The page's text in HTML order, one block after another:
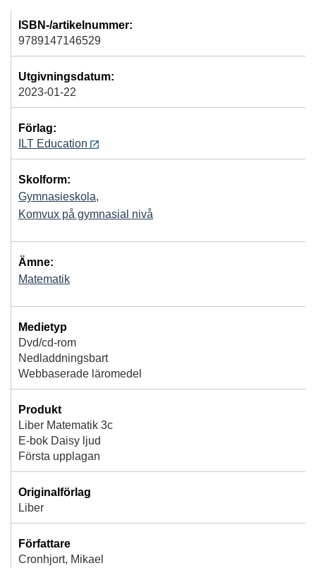
ISBN-/artikelnummer:
9789147146529
Utgivningsdatum:
2023-01-22
Förlag:
ILT Education
Skolform:
Gymnasieskola,
Komvux på gymnasial nivå
Ämne:
Matematik
Medietyp
Dvd/cd-rom
Nedladdningsbart
Webbaserade läromedel
Produkt
Liber Matematik 3c
E-bok Daisy ljud
Första upplagan
Originalförlag
Liber
Författare
Cronhjort, Mikael